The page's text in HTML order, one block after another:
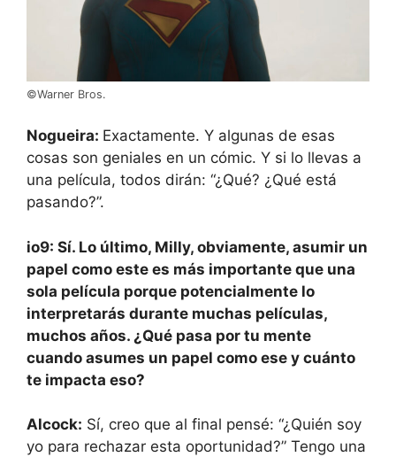
©Warner Bros.
Nogueira: Exactamente. Y algunas de esas
cosas son geniales en un cómic. Y si lo llevas a
una película, todos dirán: “¿Qué? ¿Qué está
pasando?”.
io9: Sí. Lo último, Milly, obviamente, asumir un
papel como este es más importante que una
sola película porque potencialmente lo
interpretarás durante muchas películas,
muchos años. ¿Qué pasa por tu mente
cuando asumes un papel como ese y cuánto
te impacta eso?
Alcock: Sí, creo que al final pensé: “¿Quién soy
yo para rechazar esta oportunidad?” Tengo una